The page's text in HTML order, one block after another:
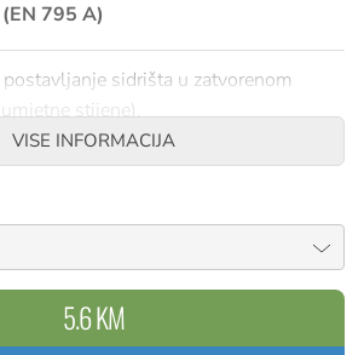
795 A)
sidrišta u zatvorenom
stijene).
za vijke
VISE INFORMACIJA
5.6 KM